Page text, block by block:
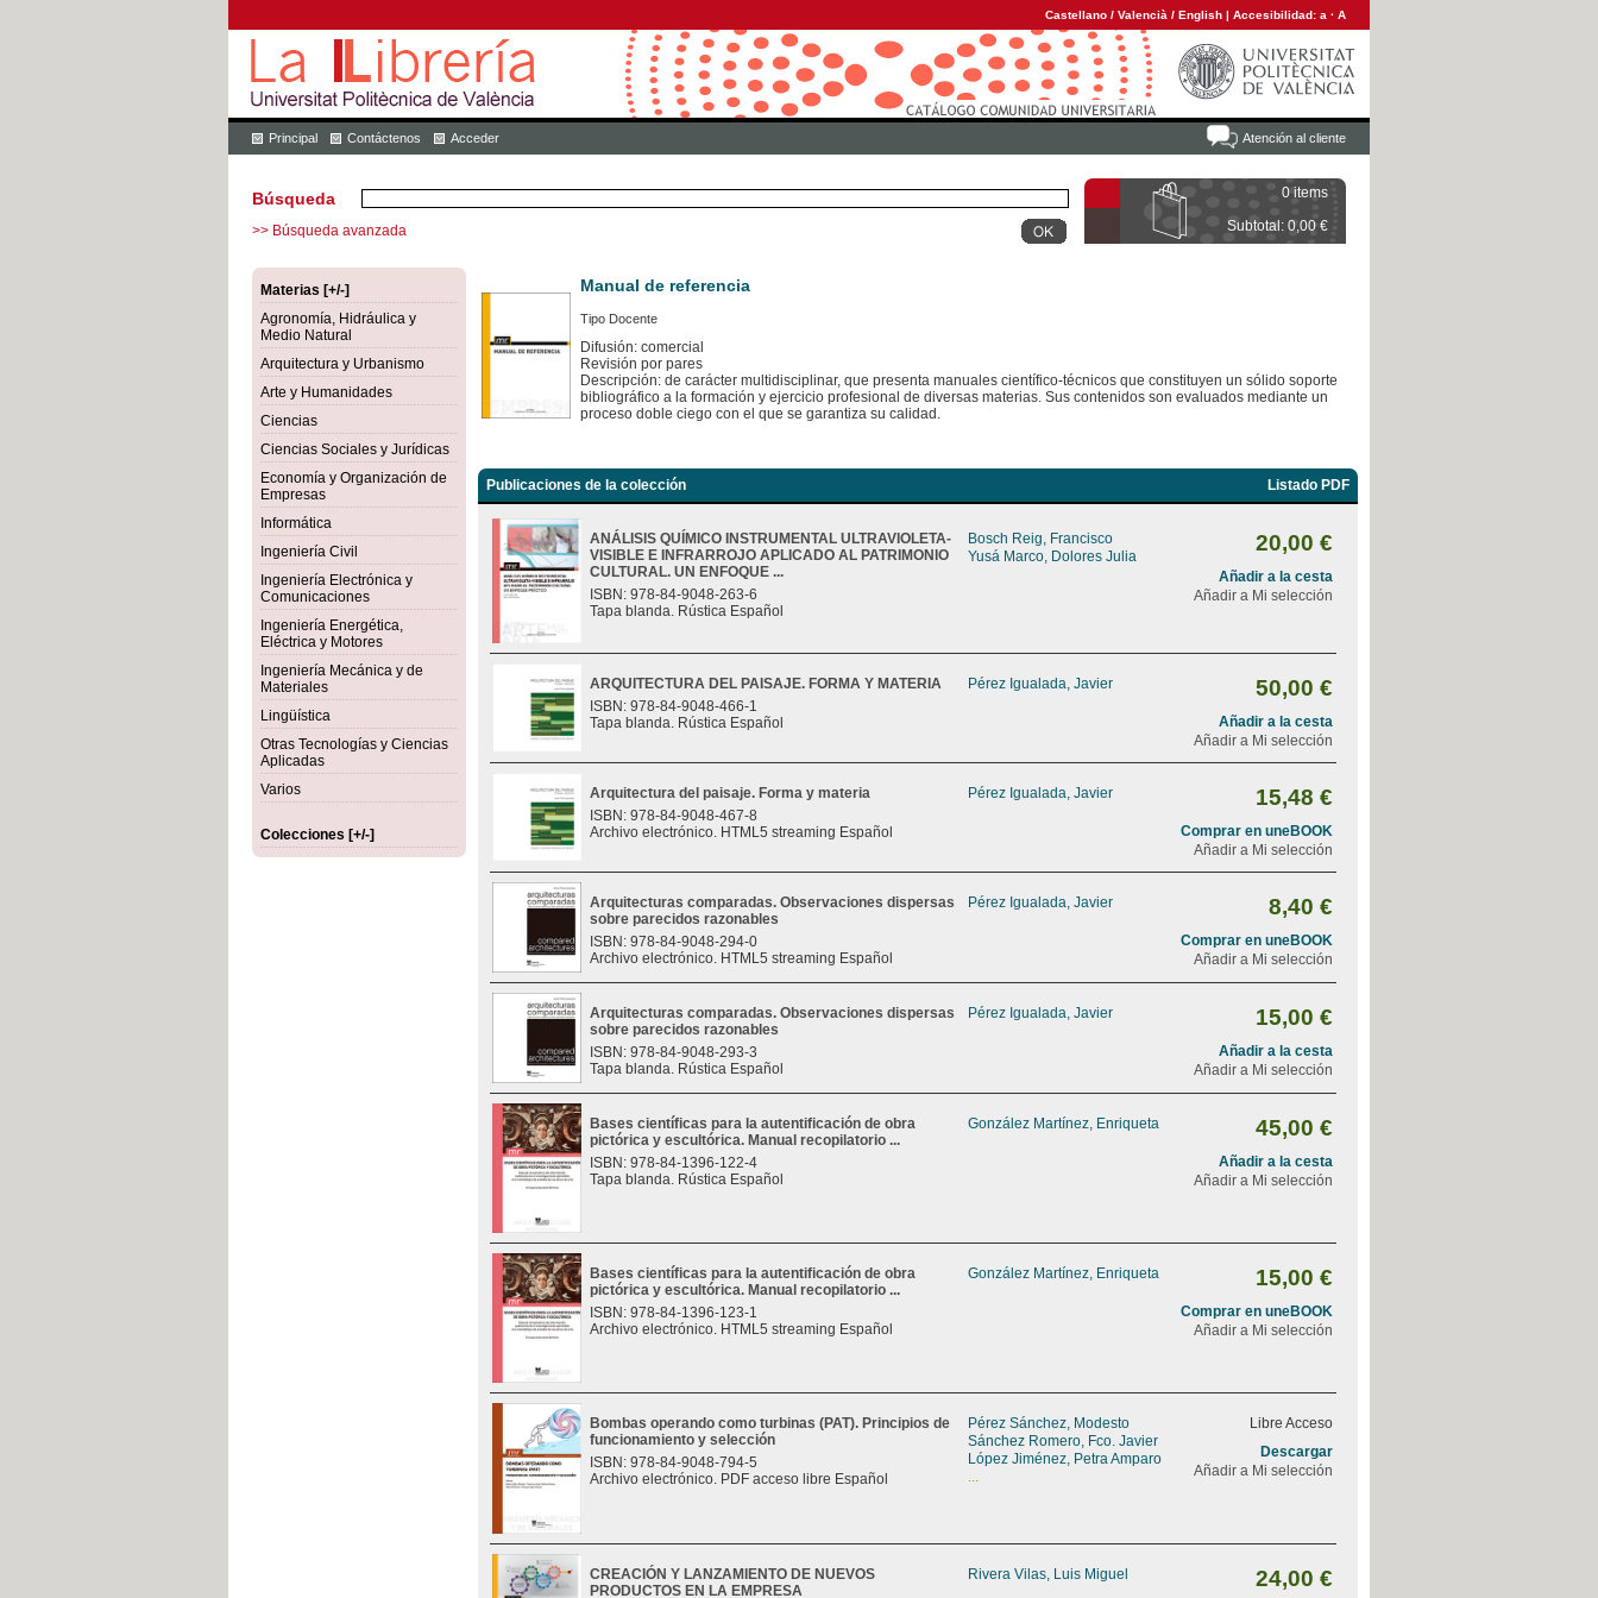
Castellano / Valencià / English | Accesibilidad: a · A
Atención al cliente
Principal Contáctenos Acceder
0 items
Subtotal: 0,00 €
Búsqueda
>> Búsqueda avanzada
Materias [+/-]
Agronomía, Hidráulica y
Medio Natural
Arquitectura y Urbanismo
Arte y Humanidades
Ciencias
Ciencias Sociales y Jurídicas
Economía y Organización de
Empresas
Informática
Ingeniería Civil
Ingeniería Electrónica y
Comunicaciones
Ingeniería Energética,
Eléctrica y Motores
Ingeniería Mecánica y de
Materiales
Lingüística
Otras Tecnologías y Ciencias
Aplicadas
Varios
Colecciones [+/-]
Manual de referencia
Tipo Docente
Difusión: comercial
Revisión por pares
Descripción: de carácter multidisciplinar, que presenta manuales científico-técnicos que constituyen un sólido soporte
bibliográfico a la formación y ejercicio profesional de diversas materias. Sus contenidos son evaluados mediante un
proceso doble ciego con el que se garantiza su calidad.
Publicaciones de la colección Listado PDF
ANÁLISIS QUÍMICO INSTRUMENTAL ULTRAVIOLETA-
VISIBLE E INFRARROJO APLICADO AL PATRIMONIO
CULTURAL. UN ENFOQUE ...
ISBN: 978-84-9048-263-6
Tapa blanda. Rústica Español
Bosch Reig, Francisco
Yusá Marco, Dolores Julia
20,00 €
Añadir a la cesta
Añadir a Mi selección
ARQUITECTURA DEL PAISAJE. FORMA Y MATERIA
ISBN: 978-84-9048-466-1
Tapa blanda. Rústica Español
Pérez Igualada, Javier 50,00 €
Añadir a la cesta
Añadir a Mi selección
Arquitectura del paisaje. Forma y materia
ISBN: 978-84-9048-467-8
Archivo electrónico. HTML5 streaming Español
Pérez Igualada, Javier 15,48 €
Comprar en uneBOOK
Añadir a Mi selección
Arquitecturas comparadas. Observaciones dispersas
sobre parecidos razonables
ISBN: 978-84-9048-294-0
Archivo electrónico. HTML5 streaming Español
Pérez Igualada, Javier 8,40 €
Comprar en uneBOOK
Añadir a Mi selección
Arquitecturas comparadas. Observaciones dispersas
sobre parecidos razonables
ISBN: 978-84-9048-293-3
Tapa blanda. Rústica Español
Pérez Igualada, Javier 15,00 €
Añadir a la cesta
Añadir a Mi selección
Bases científicas para la autentificación de obra
pictórica y escultórica. Manual recopilatorio ...
ISBN: 978-84-1396-122-4
Tapa blanda. Rústica Español
González Martínez, Enriqueta 45,00 €
Añadir a la cesta
Añadir a Mi selección
Bases científicas para la autentificación de obra
pictórica y escultórica. Manual recopilatorio ...
ISBN: 978-84-1396-123-1
Archivo electrónico. HTML5 streaming Español
González Martínez, Enriqueta 15,00 €
Comprar en uneBOOK
Añadir a Mi selección
Bombas operando como turbinas (PAT). Principios de
funcionamiento y selección
ISBN: 978-84-9048-794-5
Archivo electrónico. PDF acceso libre Español
Pérez Sánchez, Modesto
Sánchez Romero, Fco. Javier
López Jiménez, Petra Amparo
...
Libre Acceso
Descargar
Añadir a Mi selección
CREACIÓN Y LANZAMIENTO DE NUEVOS
PRODUCTOS EN LA EMPRESA
Rivera Vilas, Luis Miguel 24,00 €